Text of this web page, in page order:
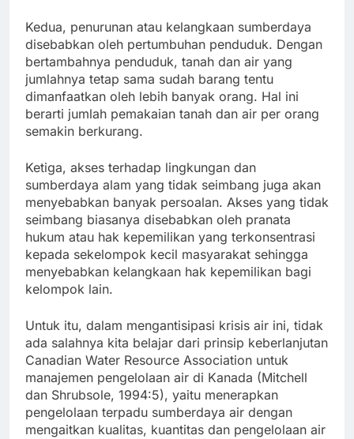
Kedua, penurunan atau kelangkaan sumberdaya
disebabkan oleh pertumbuhan penduduk. Dengan
bertambahnya penduduk, tanah dan air yang
jumlahnya tetap sama sudah barang tentu
dimanfaatkan oleh lebih banyak orang. Hal ini
berarti jumlah pemakaian tanah dan air per orang
semakin berkurang.
Ketiga, akses terhadap lingkungan dan
sumberdaya alam yang tidak seimbang juga akan
menyebabkan banyak persoalan. Akses yang tidak
seimbang biasanya disebabkan oleh pranata
hukum atau hak kepemilikan yang terkonsentrasi
kepada sekelompok kecil masyarakat sehingga
menyebabkan kelangkaan hak kepemilikan bagi
kelompok lain.
Untuk itu, dalam mengantisipasi krisis air ini, tidak
ada salahnya kita belajar dari prinsip keberlanjutan
Canadian Water Resource Association untuk
manajemen pengelolaan air di Kanada (Mitchell
dan Shrubsole, 1994:5), yaitu menerapkan
pengelolaan terpadu sumberdaya air dengan
mengaitkan kualitas, kuantitas dan pengelolaan air